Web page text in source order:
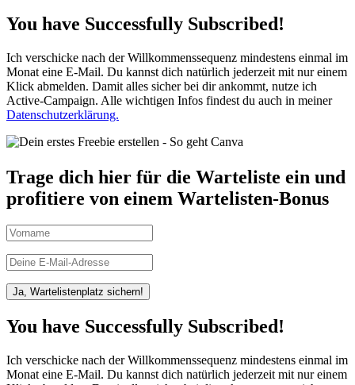
You have Successfully Subscribed!
Ich verschicke nach der Willkommenssequenz mindestens einmal im
Monat eine E-Mail. Du kannst dich natürlich jederzeit mit nur einem
Klick abmelden. Damit alles sicher bei dir ankommt, nutze ich
Active-Campaign. Alle wichtigen Infos findest du auch in meiner
Datenschutzerklärung.
Trage dich hier für die Warteliste ein und
profitiere von einem Wartelisten-Bonus
Ja, Wartelistenplatz sichern!
You have Successfully Subscribed!
Ich verschicke nach der Willkommenssequenz mindestens einmal im
Monat eine E-Mail. Du kannst dich natürlich jederzeit mit nur einem